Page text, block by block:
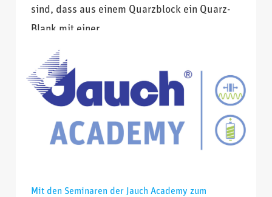
sind, dass aus einem Quarzblock ein Quarz-
Blank mit einer
VERÖFFENTLICHT IN FREQUENZGEBENDE BAUTEILE
TAGSFCP FREQUENZBAUTEILE FREQUENZGEBENDE BAUTEILE
Mit den Seminaren der Jauch Academy zum